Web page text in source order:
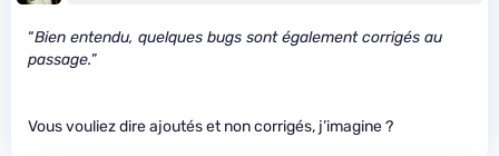
“Bien entendu, quelques bugs sont également corrigés au
passage.”
Vous vouliez dire ajoutés et non corrigés, j’imagine ?